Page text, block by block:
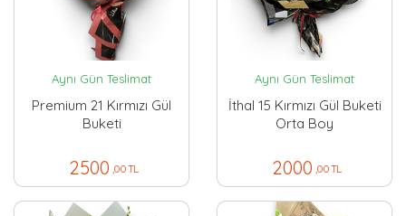
Aynı Gün Teslimat
Premium 21 Kırmızı Gül
Buketi
2500 ,00 TL
Aynı Gün Teslimat
İthal 15 Kırmızı Gül Buketi
Orta Boy
2000 ,00 TL